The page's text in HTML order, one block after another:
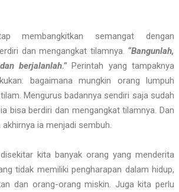
membangkitkan semangat dengan
dan mengangkat tilamnya. “Bangunlah,
berjalanlah.”Perintah yang tampaknya
bagaimana mungkin orang lumpuh
Mengurus badannya sendiri saja sudah
bisa berdiri dan mengangkat tilamnya. Dan
ia menjadi sembuh.
kita banyak orang yang menderita
tidak memiliki pengharapan dalam hidup,
dan orang-orang miskin. Juga kita perlu